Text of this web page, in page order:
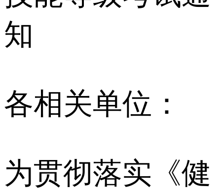
知
各相关单位：
为贯彻落实《健